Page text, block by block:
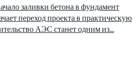
заливки бетона в фундамент
переход проекта в практическую
АЭС станет одним из...